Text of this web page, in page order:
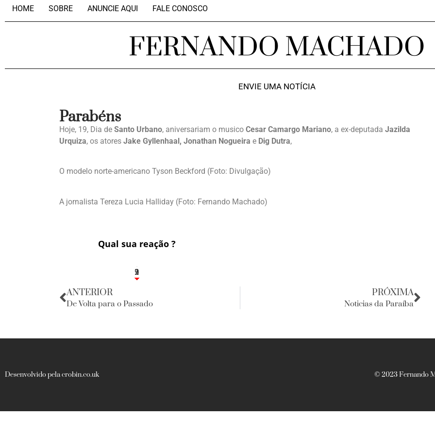
HOME SOBRE ANUNCIE AQUI FALE CONOSCO
FERNANDO MACHADO
ENVIE UMA NOTÍCIA
Parabéns
Hoje, 19, Dia de Santo Urbano, aniversariam o musico Cesar Camargo Mariano, a ex-deputada Jazilda
Urquiza, os atores Jake Gyllenhaal, Jonathan Nogueira e Dig Dutra,
O modelo norte-americano Tyson Beckford (Foto: Divulgação)
A jornalista Tereza Lucia Halliday (Foto: Fernando Machado)
Qual sua reação ?
3
1
2
9
ANTERIOR
De Volta para o Passado
PRÓXIMA
Noticias da Paraíba
Desenvolvido pela crobin.co.uk © 2023 Fernando